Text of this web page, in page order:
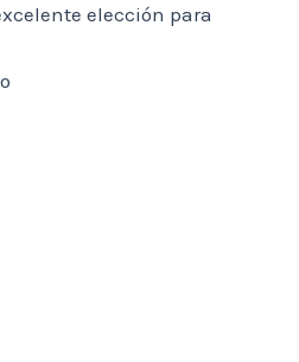
elección para